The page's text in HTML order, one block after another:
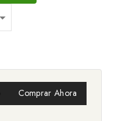
Comprar Ahora